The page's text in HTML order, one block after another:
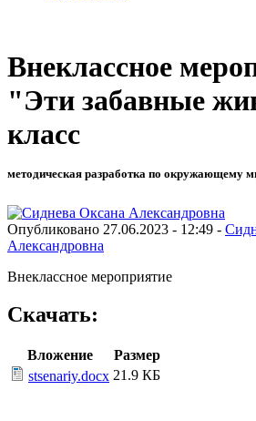
Внеклассное
"Эти забавные
класс
методическая разработка по окружающему
Опубликовано 27.06.2023 - 12:49 -
Александровна
Внеклассное мероприятие
Скачать:
Вложение
Размер
stsenariy.docx 21.9 КБ